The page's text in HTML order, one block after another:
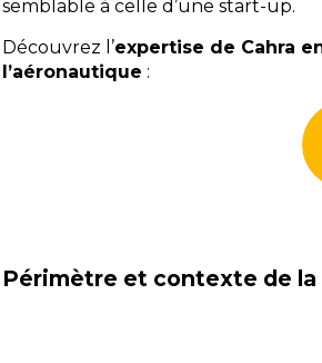
semblable à celle d’une start-up.
Découvrez l’expertise de Cahra
l’aéronautique :
Périmètre et contexte de la